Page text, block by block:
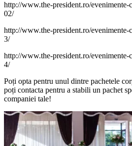
http://www.the-president.ro/evenimente-
02/
http://www.the-president.ro/evenimente-
3/
http://www.the-president.ro/evenimente-
4/
Poți opta pentru unul dintre pachetele
poți contacta pentru a stabili un pachet
companiei tale!